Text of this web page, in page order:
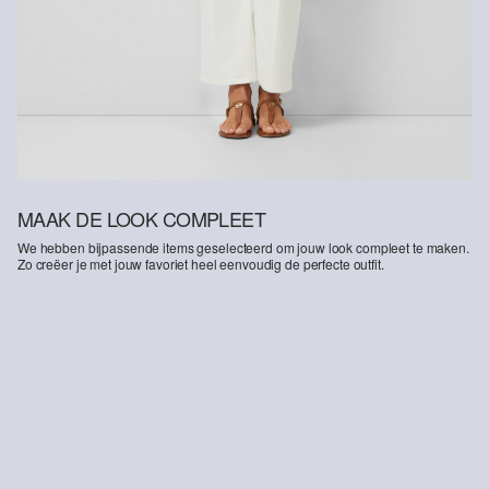
MAAK DE LOOK COMPLEET
We hebben bijpassende items geselecteerd om jouw look compleet te maken.
Zo creëer je met jouw favoriet heel eenvoudig de perfecte outfit.